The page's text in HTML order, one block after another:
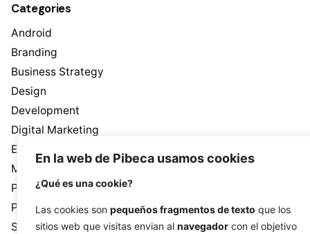
En la web de Pibeca usamos cookies
¿Qué es una cookie?
Las cookies son pequeños fragmentos de texto que los
sitios web que visitas envian al navegador con el objetivo
Categories
Android
Branding
Business Strategy
Design
Development
Digital Marketing
Ecommerce
Monthly calendar
Pibeca Solutions
Programming
SEM